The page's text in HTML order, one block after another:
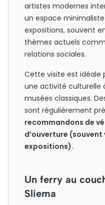
artistes modernes
un espace minimaliste
expositions, souvent
thèmes actuels
relations sociales.
Cette visite est idéale
une activité culturelle
musées classiques.
sont régulièrement
recommandons de
d’ouverture
expositions).
Un ferry au
Sliema